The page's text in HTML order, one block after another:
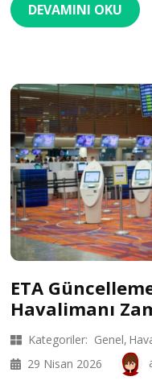
DEVAMINI OKU
ETA
Havalimanı
Kategoriler: Genel
29 Nisan 2026